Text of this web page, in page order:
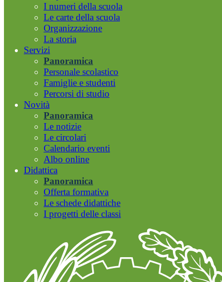
I numeri della scuola
Le carte della scuola
Organizzazione
La storia
Servizi
Panoramica
Personale scolastico
Famiglie e studenti
Percorsi di studio
Novità
Panoramica
Le notizie
Le circolari
Calendario eventi
Albo online
Didattica
Panoramica
Offerta formativa
Le schede didattiche
I progetti delle classi